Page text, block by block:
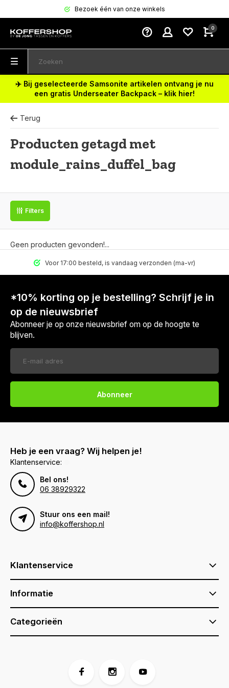
Bezoek één van onze winkels
0
✈️ Bij geselecteerde Samsonite artikelen ontvang je nu
een gratis Underseater Backpack – klik hier!
Terug
Producten getagd met
module_rains_duffel_bag
Filters
Geen producten gevonden!...
Voor 17:00 besteld, is vandaag verzonden (ma-vr)
*10% korting op je bestelling? Schrijf je in
op de nieuwsbrief
Abonneer je op onze nieuwsbrief om op de hoogte te
blijven.
Abonneer
Heb je een vraag? Wij helpen je!
Klantenservice:
Bel ons!
06 38929322
Stuur ons een mail!
info@koffershop.nl
Klantenservice
Informatie
Categorieën